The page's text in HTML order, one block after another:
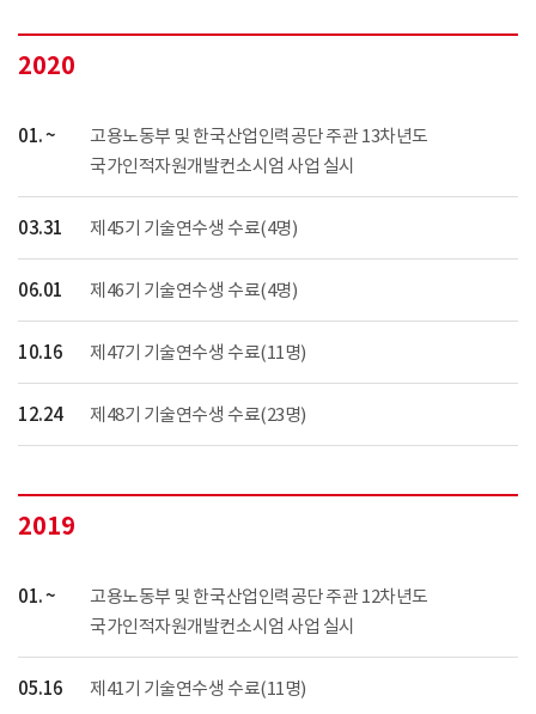
2020
01. ~
고용노동부 및 한국산업인력공단 주관 13차년도
국가인적자원개발컨소시엄 사업 실시
03.31 제45기 기술연수생 수료(4명)
06.01 제46기 기술연수생 수료(4명)
10.16 제47기 기술연수생 수료(11명)
12.24 제48기 기술연수생 수료(23명)
2019
01. ~
고용노동부 및 한국산업인력공단 주관 12차년도
국가인적자원개발컨소시엄 사업 실시
05.16 제41기 기술연수생 수료(11명)